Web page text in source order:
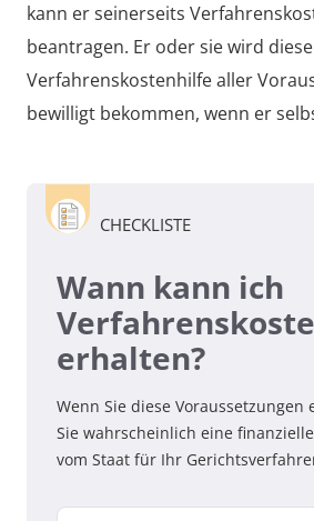
kann er seinerseits
beantragen. Er oder sie wird diese
Verfahrenskostenhilfe aller
bewilligt bekommen, wenn er
CHECKLISTE
Wann kann ich
erhalten?
Wenn Sie diese
Sie wahrscheinlich eine
vom Staat für Ihr